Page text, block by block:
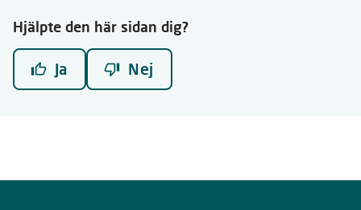
Hjälpte den här sidan dig?
Ja Nej